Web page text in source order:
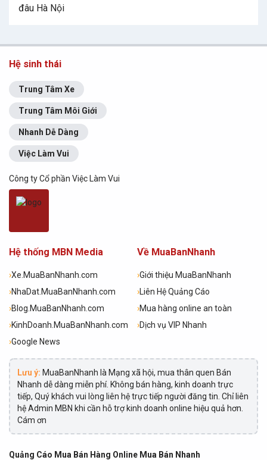
đâu Hà Nội
Hệ sinh thái
Trung Tâm Xe
Trung Tâm Môi Giới
Nhanh Dễ Dàng
Việc Làm Vui
Công ty Cổ phần Việc Làm Vui
Hệ thống MBN Media
›Xe.MuaBanNhanh.com
›NhaDat.MuaBanNhanh.com
›Blog.MuaBanNhanh.com
›KinhDoanh.MuaBanNhanh.com
›Google News
Về MuaBanNhanh
›Giới thiệu MuaBanNhanh
›Liên Hệ Quảng Cáo
›Mua hàng online an toàn
›Dịch vụ VIP Nhanh
Lưu ý: MuaBanNhanh là Mạng xã hội, mua thân quen Bán
Nhanh dễ dàng miễn phí. Không bán hàng, kinh doanh trực
tiếp, Quý khách vui lòng liên hệ trực tiếp người đăng tin. Chỉ liên
hệ Admin MBN khi cần hỗ trợ kinh doanh online hiệu quả hơn.
Cám ơn
Quảng Cáo Mua Bán Hàng Online Mua Bán Nhanh